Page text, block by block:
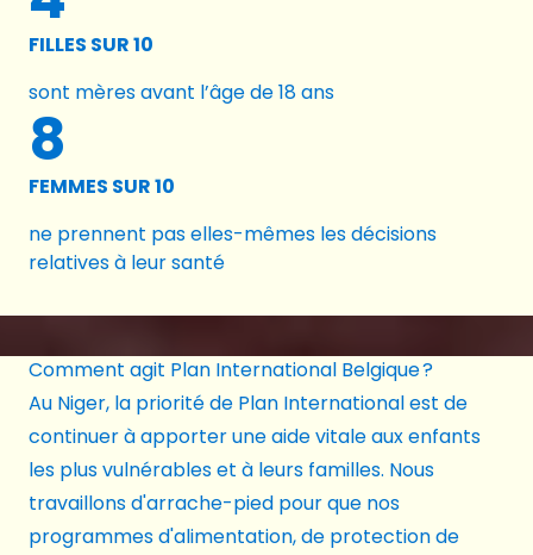
FILLES SUR 10
sont mères avant l’âge de 18 ans
8
FEMMES SUR 10
ne prennent pas elles-mêmes les décisions
relatives à leur santé
Comment agit Plan International Belgique ?
Au Niger, la priorité de Plan International est de
continuer à apporter une aide vitale aux enfants
les plus vulnérables et à leurs familles. Nous
travaillons d'arrache-pied pour que nos
programmes d'alimentation, de protection de